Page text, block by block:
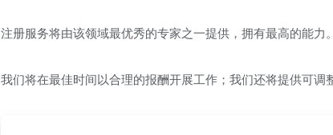
注册服务将由该领域最优秀的专家之一提供，拥有最高的能力。
我们将在最佳时间以合理的报酬开展工作；我们还将提供可调